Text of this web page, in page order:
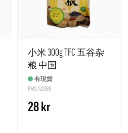
小米 300g TFC 五谷杂
粮 中国
有現貨
PMS-S0389
28 kr